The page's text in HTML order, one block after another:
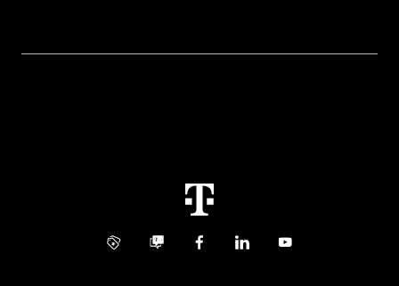
Info ServiceBusiness Community
FacebookLinkedInYouTube